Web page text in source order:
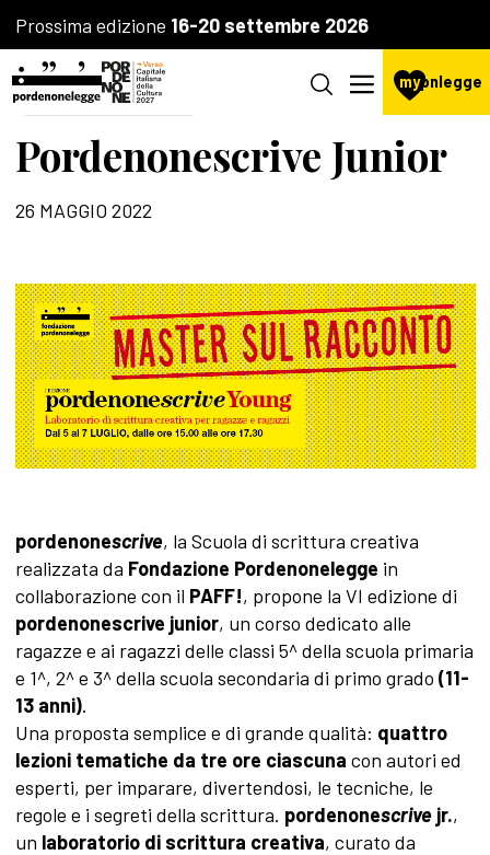
Prossima edizione 16-20 settembre 2026
mypnlegge
SCUOLA DI SCRITTURA
Pordenonescrive Junior
26 MAGGIO 2022
pordenonescrive, la Scuola di scrittura creativa
realizzata da Fondazione Pordenonelegge in
collaborazione con il PAFF!, propone la VI edizione di
pordenonescrive junior, un corso dedicato alle
ragazze e ai ragazzi delle classi 5^ della scuola primaria
e 1^, 2^ e 3^ della scuola secondaria di primo grado (11-
13 anni).
Una proposta semplice e di grande qualità: quattro
lezioni tematiche da tre ore ciascuna con autori ed
esperti, per imparare, divertendosi, le tecniche, le
regole e i segreti della scrittura. pordenonescrivejr.,
un laboratorio di scrittura creativa, curato da